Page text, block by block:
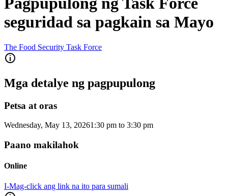
seguridad sa pagkain sa Mayo
The Food Security Task Force
Mga detalye ng pagpupulong
Petsa at oras
Wednesday, May 13, 20261:30 pm to 3:30 pm
Paano makilahok
Online
I-Mag-click ang link na ito para sumali